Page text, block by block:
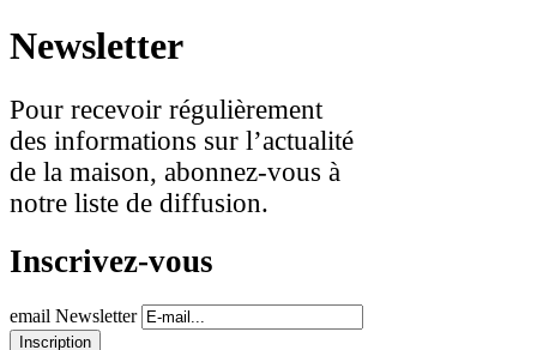
Newsletter
Pour recevoir régulièrement
des informations sur l’actualité
de la maison, abonnez-vous à
notre liste de diffusion.
Inscrivez-vous
email Newsletter